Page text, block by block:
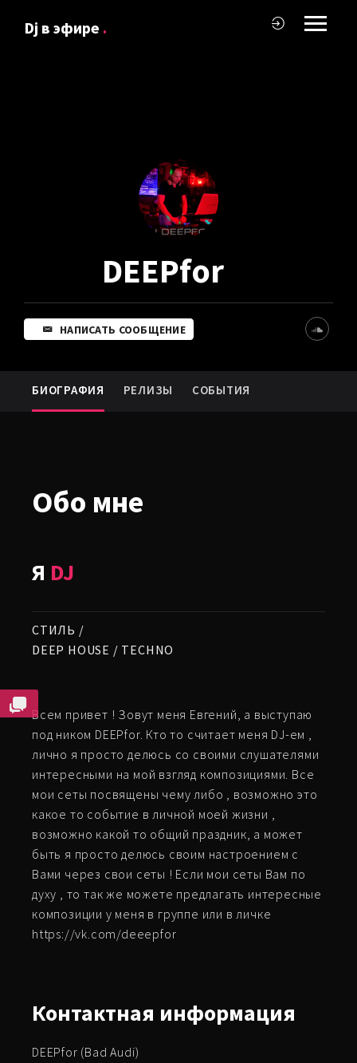
Dj в эфире .
DEEPfor
НАПИСАТЬ СООБЩЕНИЕ
БИОГРАФИЯ РЕЛИЗЫ СОБЫТИЯ
Обо мне
Я DJ
СТИЛЬ /
DEEP HOUSE / TECHNO
Всем привет ! Зовут меня Евгений, а выступаю
под ником DEEPfor. Кто то считает меня DJ-ем ,
лично я просто делюсь со своими слушателями
интересными на мой взгляд композициями. Все
мои сеты посвящены чему либо , возможно это
какое то событие в личной моей жизни ,
возможно какой то общий праздник, а может
быть я просто делюсь своим настроением с
Вами через свои сеты ! Если мои сеты Вам по
духу , то так же можете предлагать интересные
композиции у меня в группе или в личке
https://vk.com/deeepfor
Контактная информация
DEEPfor (Bad Audi)